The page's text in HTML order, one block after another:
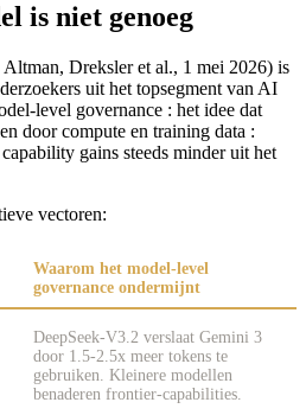
is niet genoeg
Altman, Dreksler et al., 1 mei 2026) is
uit het topsegment van AI
level governance : het idee dat
door compute en training data :
gains steeds minder uit het
vectoren:
Waarom het model-level
governance ondermijnt
DeepSeek-V3.2 verslaat Gemini 3
door 1.5-2.5x meer tokens te
gebruiken. Kleinere modellen
benaderen frontier-capabilities.